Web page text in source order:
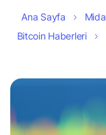
Ana Sayfa
Bitcoin Haberleri